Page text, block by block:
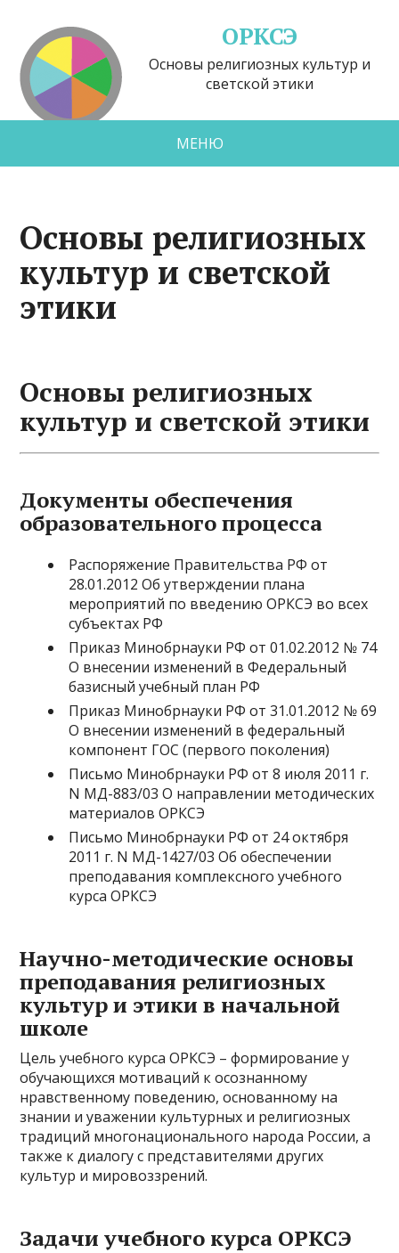
ОРКСЭ
Основы религиозных культур и
светской этики
МЕНЮ
Основы религиозных
культур и светской
этики
Основы религиозных
культур и светской этики
Документы обеспечения
образовательного процесса
Распоряжение Правительства РФ от
28.01.2012 Об утверждении плана
мероприятий по введению ОРКСЭ во всех
субъектах РФ
Приказ Минобрнауки РФ от 01.02.2012 № 74
О внесении изменений в Федеральный
базисный учебный план РФ
Приказ Минобрнауки РФ от 31.01.2012 № 69
О внесении изменений в федеральный
компонент ГОС (первого поколения)
Письмо Минобрнауки РФ от 8 июля 2011 г.
N МД-883/03 О направлении методических
материалов ОРКСЭ
Письмо Минобрнауки РФ от 24 октября
2011 г. N МД-1427/03 Об обеспечении
преподавания комплексного учебного
курса ОРКСЭ
Научно-методические основы
преподавания религиозных
культур и этики в начальной
школе
Цель учебного курса ОРКСЭ – формирование у
обучающихся мотиваций к осознанному
нравственному поведению, основанному на
знании и уважении культурных и религиозных
традиций многонационального народа России, а
также к диалогу с представителями других
культур и мировоззрений.
Задачи учебного курса ОРКСЭ